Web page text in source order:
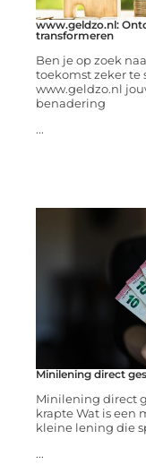
www.geldzo.nl:
transformeren
Ben je op zoek
toekomst zeker te
www.geldzo.nl
benadering
...
Minilening direct
Minilening direct
krapte Wat is een
kleine lening die
...